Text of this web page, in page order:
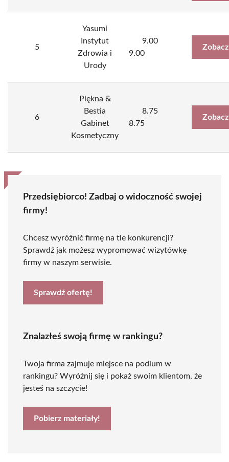
5
Yasumi
Instytut
Zdrowia i
Urody
9.00
9.00
6
Piękna &
Bestia
Gabinet
Kosmetyczny
8.75
8.75
Przedsiębiorco! Zadbaj o widoczność swojej
firmy!
Chcesz wyróżnić firmę na tle konkurencji?
Sprawdź jak możesz wypromować wizytówkę
firmy w naszym serwisie.
Sprawdź ofertę!
Znalazłeś swoją firmę w rankingu?
Twoja firma zajmuje miejsce na podium w
rankingu? Wyróżnij się i pokaż swoim klientom, że
jesteś na szczycie!
Pobierz materiały!